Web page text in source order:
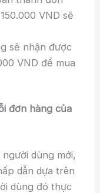
VND sẽ
sẽ nhận được
VND để mua
đơn hàng của
dùng mới,
dẫn dựa trên
dùng đó thực